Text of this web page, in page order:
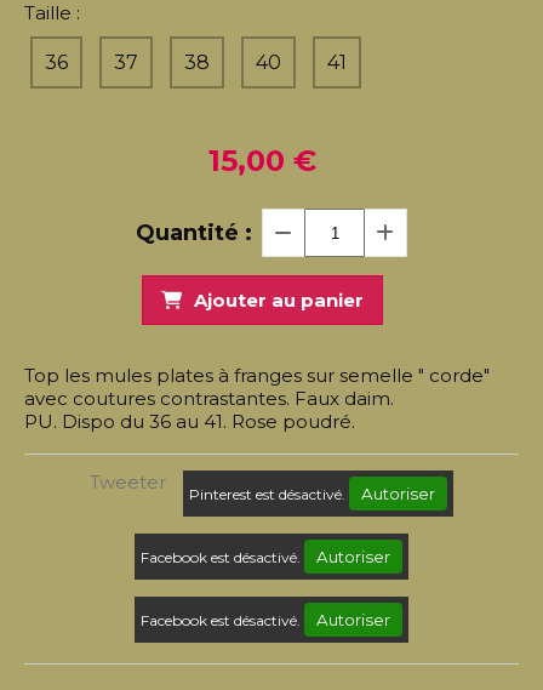
Taille :
36 37 38 40 41
15,00 €
Quantité :
Ajouter au panier
Top les mules plates à franges sur semelle " corde"
avec coutures contrastantes. Faux daim.
PU. Dispo du 36 au 41. Rose poudré.
Tweeter
Pinterest est désactivé. Autoriser
Facebook est désactivé. Autoriser
Facebook est désactivé. Autoriser